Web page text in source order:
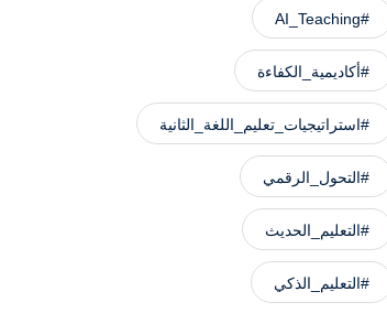
#AI_Teaching
#أكاديمية_الكفاءة
#استراتيجيات_تعليم_اللغة_الثانية
#التحول_الرقمي
#التعليم_الحديث
#التعليم_الذكي